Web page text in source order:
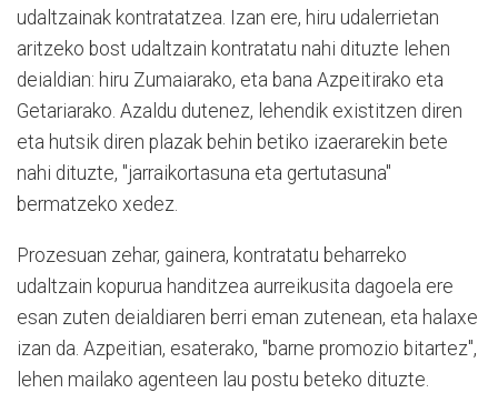
udaltzainak kontratatzea. Izan ere, hiru udalerrietan
aritzeko bost udaltzain kontratatu nahi dituzte lehen
deialdian: hiru Zumaiarako, eta bana Azpeitirako eta
Getariarako. Azaldu dutenez, lehendik existitzen diren
eta hutsik diren plazak behin betiko izaerarekin bete
nahi dituzte, "jarraikortasuna eta gertutasuna"
bermatzeko xedez.
Prozesuan zehar, gainera, kontratatu beharreko
udaltzain kopurua handitzea aurreikusita dagoela ere
esan zuten deialdiaren berri eman zutenean, eta halaxe
izan da. Azpeitian, esaterako, "barne promozio bitartez",
lehen mailako agenteen lau postu beteko dituzte.